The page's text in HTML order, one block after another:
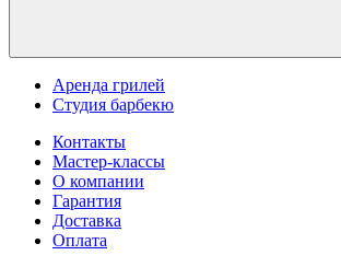
Аренда грилей
Студия барбекю
Контакты
Мастер-классы
О компании
Гарантия
Доставка
Оплата